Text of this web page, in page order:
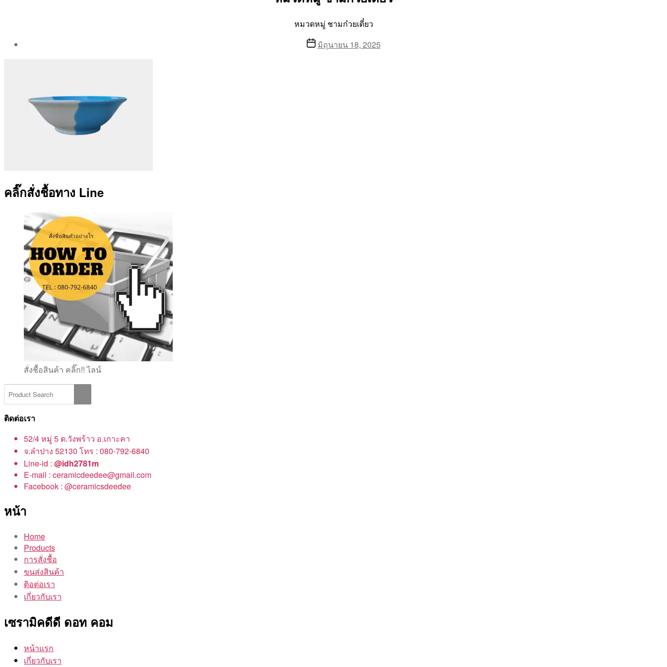
หมวดหมู่ ชามก๋วยเตี๋ยว
Postมิถุนายน 18, 2025
คลิ๊กสั่งชื้อทาง Line
สั่งชื้อสินค้า คลิ๊ก!! ไลน์
ติดต่อเรา
52/4 หมู่ 5 ต.วังพร้าว อ.เกาะคา
จ.ลำปาง 52130 โทร : 080-792-6840
Line-id : @idh2781m
E-mail : ceramicdeedee@gmail.com
Facebook : @ceramicsdeedee
หน้า
Home
Products
การสั่งชื้อ
ขนส่งสินค้า
ติอต่อเรา
เกี่ยวกับเรา
เซรามิคดีดี ดอท คอม
หน้าแรก
เกี่ยวกับเรา